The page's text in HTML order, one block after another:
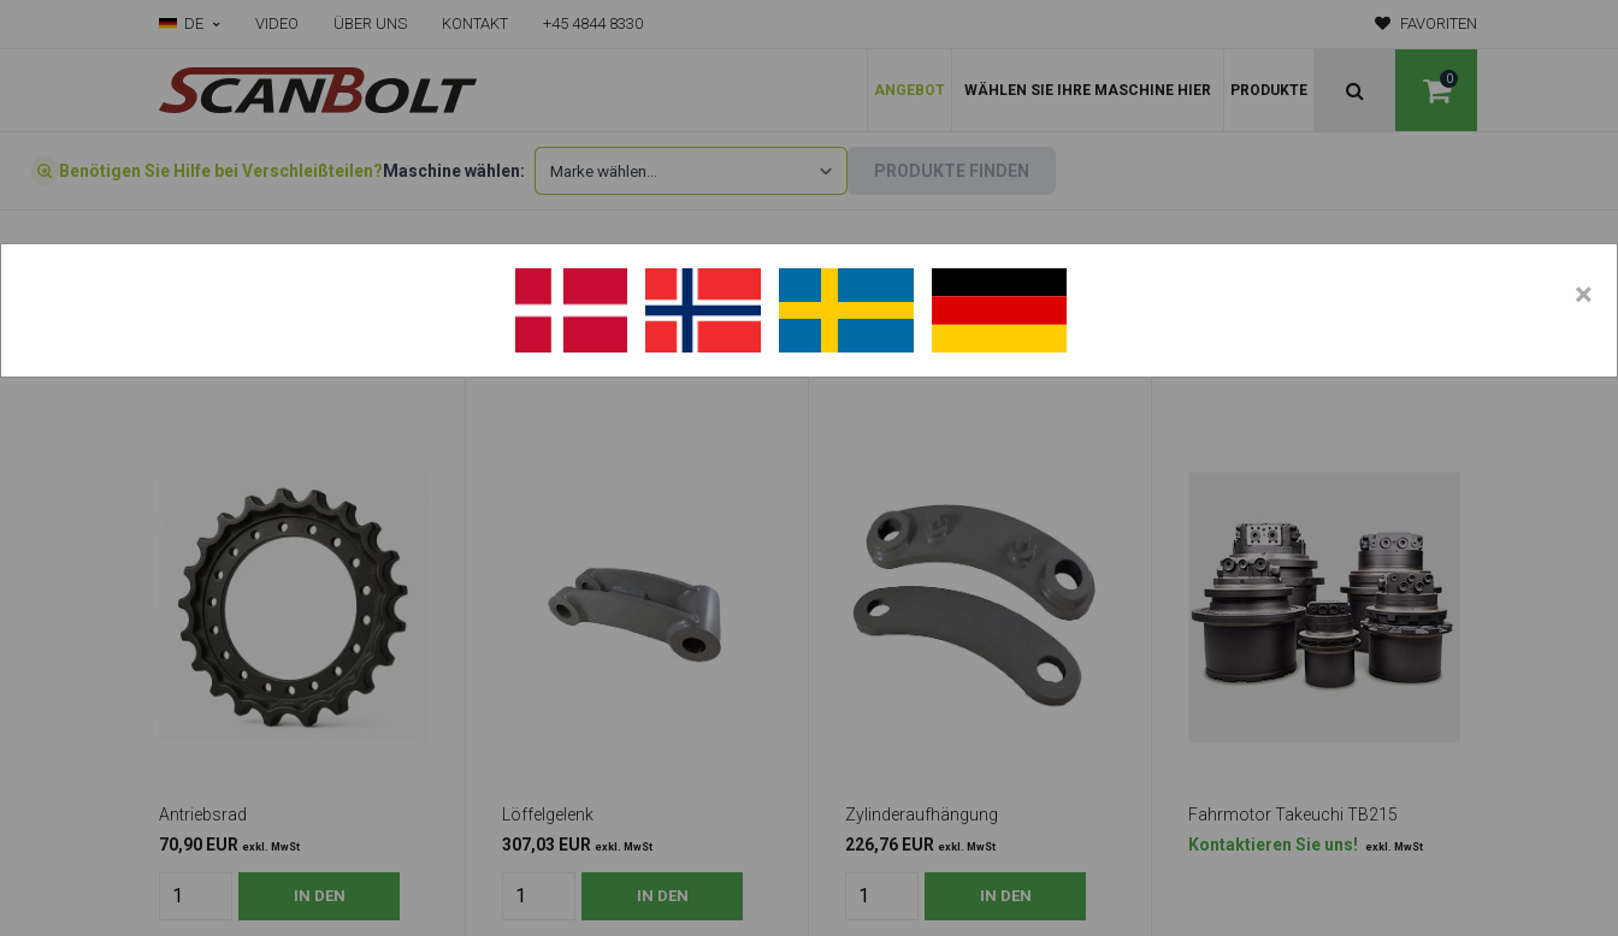
DE VIDEO ÜBER UNS KONTAKT +45 4844 8330 FAVORITEN
0
ANGEBOT WÄHLEN SIE IHRE MASCHINE HIER PRODUKTE
Benötigen Sie Hilfe bei Verschleißteilen? Maschine wählen: PRODUKTE FINDEN
Antriebsrad
70,90 EUR exkl. MwSt
Löffelgelenk
307,03 EUR exkl. MwSt
Zylinderaufhängung
226,76 EUR exkl. MwSt
Fahrmotor Takeuchi TB215
Kontaktieren Sie uns!
exkl. MwSt
×